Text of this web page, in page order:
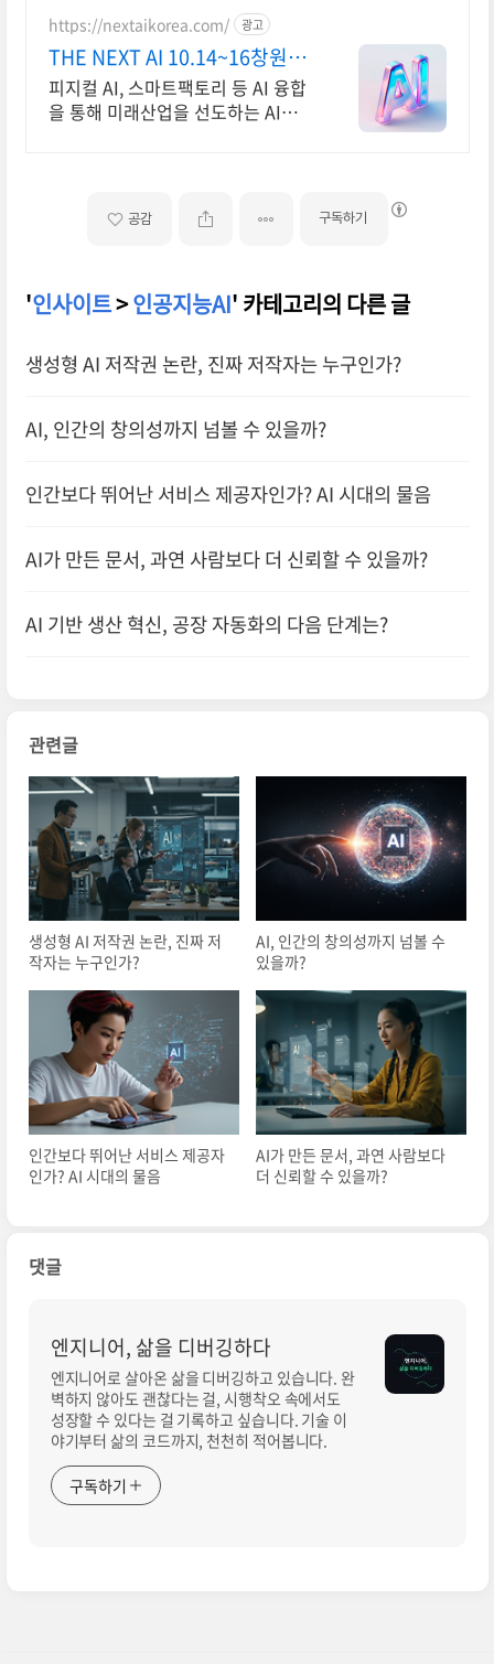
https://nextaikorea.com/ 광고
THE NEXT AI 10.14~16창원컨
벤션센터
피지컬 AI, 스마트팩토리 등 AI 융합
을 통해 미래산업을 선도하는 AI전시
공감 구독하기
'인사이트>인공지능AI' 카테고리의 다른 글
생성형 AI 저작권 논란, 진짜 저작자는 누구인가?
AI, 인간의 창의성까지 넘볼 수 있을까?
인간보다 뛰어난 서비스 제공자인가? AI 시대의 물음
AI가 만든 문서, 과연 사람보다 더 신뢰할 수 있을까?
AI 기반 생산 혁신, 공장 자동화의 다음 단계는?
관련글
생성형 AI 저작권 논란, 진짜 저
작자는 누구인가?
AI, 인간의 창의성까지 넘볼 수
있을까?
인간보다 뛰어난 서비스 제공자
인가? AI 시대의 물음
AI가 만든 문서, 과연 사람보다
더 신뢰할 수 있을까?
댓글
엔지니어, 삶을 디버깅하다
엔지니어로 살아온 삶을 디버깅하고 있습니다. 완
벽하지 않아도 괜찮다는 걸, 시행착오 속에서도
성장할 수 있다는 걸 기록하고 싶습니다. 기술 이
야기부터 삶의 코드까지, 천천히 적어봅니다.
구독하기